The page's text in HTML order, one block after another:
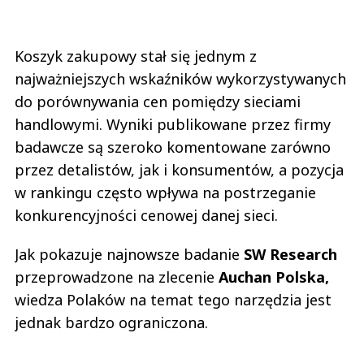
Koszyk zakupowy stał się jednym z
najważniejszych wskaźników wykorzystywanych
do porównywania cen pomiędzy sieciami
handlowymi. Wyniki publikowane przez firmy
badawcze są szeroko komentowane zarówno
przez detalistów, jak i konsumentów, a pozycja
w rankingu często wpływa na postrzeganie
konkurencyjności cenowej danej sieci.
Jak pokazuje najnowsze badanie SW Research
przeprowadzone na zlecenie Auchan Polska,
wiedza Polaków na temat tego narzędzia jest
jednak bardzo ograniczona.